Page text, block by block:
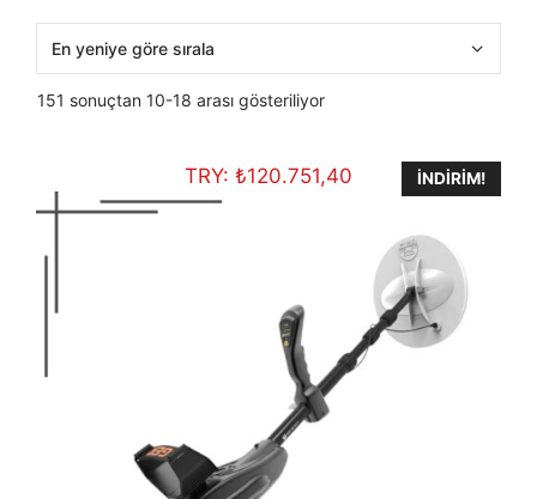
151 sonuçtan 10-18 arası gösteriliyorEn
sıralandı
TRY: ₺120.751,40 İNDIRIM!